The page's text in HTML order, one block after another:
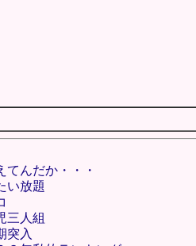
てんだか・・・
い放題
三人組
突入